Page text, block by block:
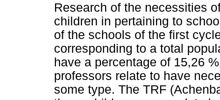
Research of the necessities
children in pertaining to
of the schools of the first
corresponding to a total
have a percentage of 15,26
professors relate to have
some type. The TRF